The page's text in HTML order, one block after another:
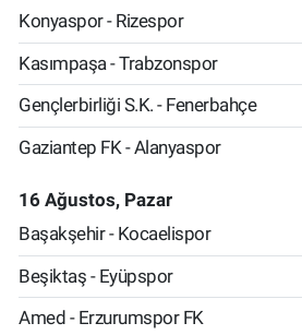
Konyaspor - Rizespor
Kasımpaşa - Trabzonspor
Gençlerbirliği S.K. - Fenerbahçe
Gaziantep FK - Alanyaspor
16 Ağustos, Pazar
Başakşehir - Kocaelispor
Beşiktaş - Eyüpspor
Amed - Erzurumspor FK